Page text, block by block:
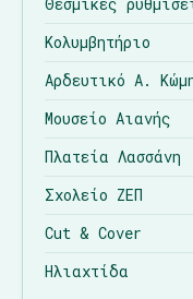
Κολυμβητήριο
Αρδευτικό Α.
Μουσείο Αιανής
Πλατεία Λασσάνη
Σχολείο ΖΕΠ
Cut & Cover
Ηλιαχτίδα